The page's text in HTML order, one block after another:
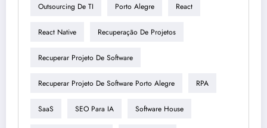
Outsourcing De TI Porto Alegre React
React Native Recuperação De Projetos
Recuperar Projeto De Software
Recuperar Projeto De Software Porto Alegre RPA
SaaS SEO Para IA Software House